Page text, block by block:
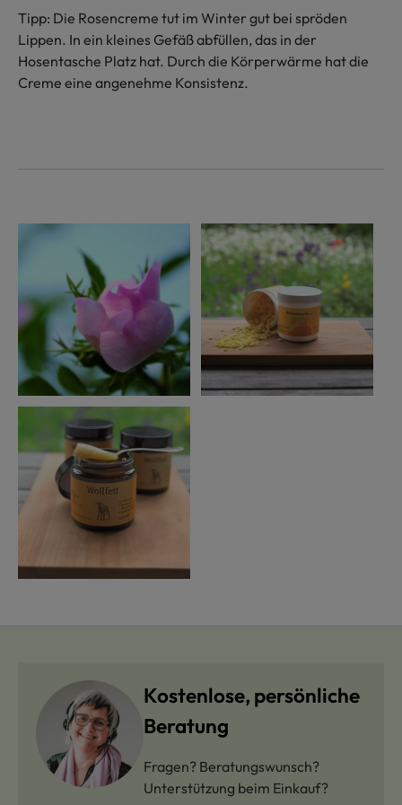
Tipp: Die Rosencreme tut im Winter gut bei spröden
Lippen. In ein kleines Gefäß abfüllen, das in der
Hosentasche Platz hat. Durch die Körperwärme hat die
Creme eine angenehme Konsistenz.
Kostenlose, persönliche
Beratung
Fragen? Beratungswunsch?
Unterstützung beim Einkauf?